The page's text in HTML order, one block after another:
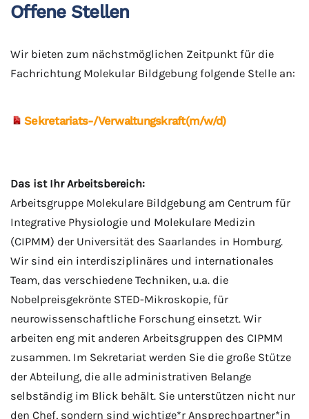
Offene Stellen
Wir bieten zum nächstmöglichen Zeitpunkt für die
Fachrichtung Molekular Bildgebung folgende Stelle an:
Sekretariats-/Verwaltungskraft(m/w/d)
Das ist Ihr Arbeitsbereich:
Arbeitsgruppe Molekulare Bildgebung am Centrum für
Integrative Physiologie und Molekulare Medizin
(CIPMM) der Universität des Saarlandes in Homburg.
Wir sind ein interdisziplinäres und internationales
Team, das verschiedene Techniken, u.a. die
Nobelpreisgekrönte STED-Mikroskopie, für
neurowissenschaftliche Forschung einsetzt. Wir
arbeiten eng mit anderen Arbeitsgruppen des CIPMM
zusammen. Im Sekretariat werden Sie die große Stütze
der Abteilung, die alle administrativen Belange
selbständig im Blick behält. Sie unterstützen nicht nur
den Chef, sondern sind wichtige*r Ansprechpartner*in